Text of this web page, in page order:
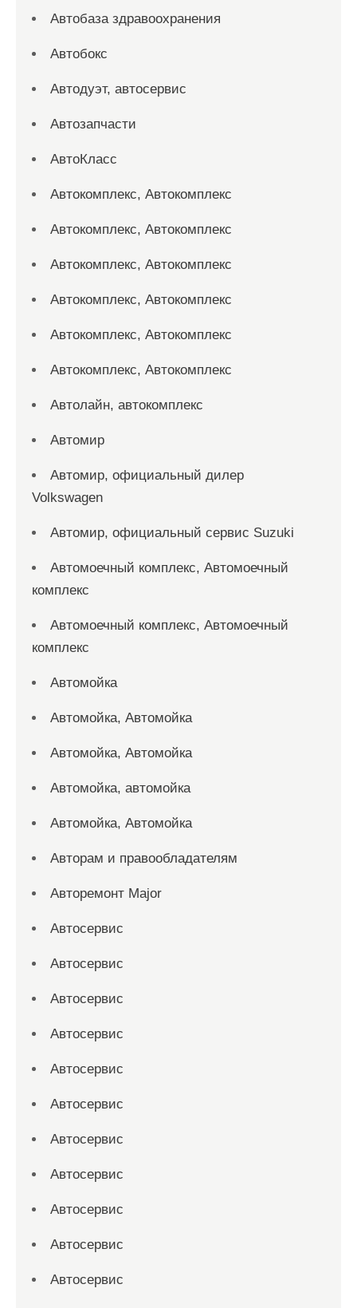
Автобаза здравоохранения
Автобокс
Автодуэт, автосервис
Автозапчасти
АвтоКласс
Автокомплекс, Автокомплекс
Автокомплекс, Автокомплекс
Автокомплекс, Автокомплекс
Автокомплекс, Автокомплекс
Автокомплекс, Автокомплекс
Автокомплекс, Автокомплекс
Автолайн, автокомплекс
Автомир
Автомир, официальный дилер
Volkswagen
Автомир, официальный сервис Suzuki
Автомоечный комплекс, Автомоечный
комплекс
Автомоечный комплекс, Автомоечный
комплекс
Автомойка
Автомойка, Автомойка
Автомойка, Автомойка
Автомойка, автомойка
Автомойка, Автомойка
Авторам и правообладателям
Авторемонт Major
Автосервис
Автосервис
Автосервис
Автосервис
Автосервис
Автосервис
Автосервис
Автосервис
Автосервис
Автосервис
Автосервис